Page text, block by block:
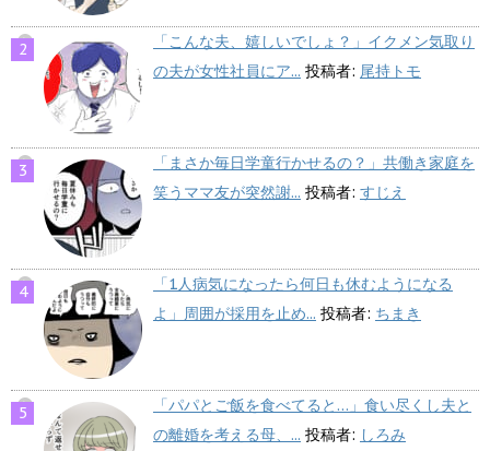
「こんな夫、嬉しいでしょ？」イクメン気取り
の夫が女性社員にア... 投稿者: 尾持トモ
「まさか毎日学童行かせるの？」共働き家庭を
笑うママ友が突然謝... 投稿者: すじえ
「1人病気になったら何日も休むようになる
よ」周囲が採用を止め... 投稿者: ちまき
「パパとご飯を食べてると…」食い尽くし夫と
の離婚を考える母、... 投稿者: しろみ